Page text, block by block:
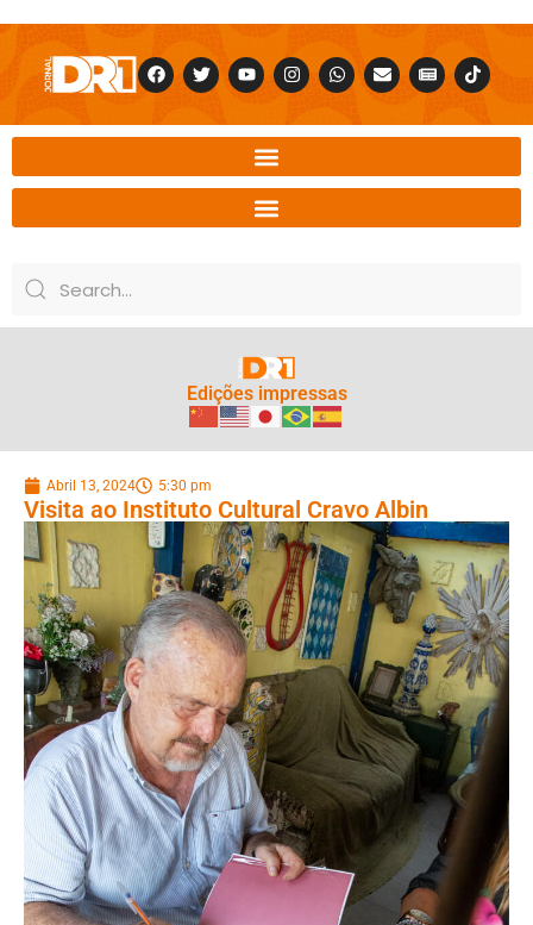
Edições impressas
Abril 13, 2024 5:30 pm
Visita ao Instituto Cultural Cravo Albin